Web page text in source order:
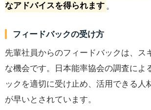
なアドバイスを得られます 。
フィードバックの受け方
先輩社員からのフィードバックは、ス
な機会です。日本能率協会の調査によ
ックを適切に受け止め、活用できる人
が早いとされています。